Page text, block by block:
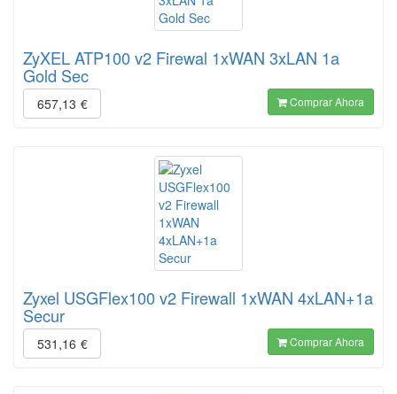
ZyXEL ATP100 v2 Firewal 1xWAN 3xLAN 1a
Gold Sec
657,13 € Comprar Ahora
Zyxel USGFlex100 v2 Firewall 1xWAN 4xLAN+1a
Secur
531,16 € Comprar Ahora